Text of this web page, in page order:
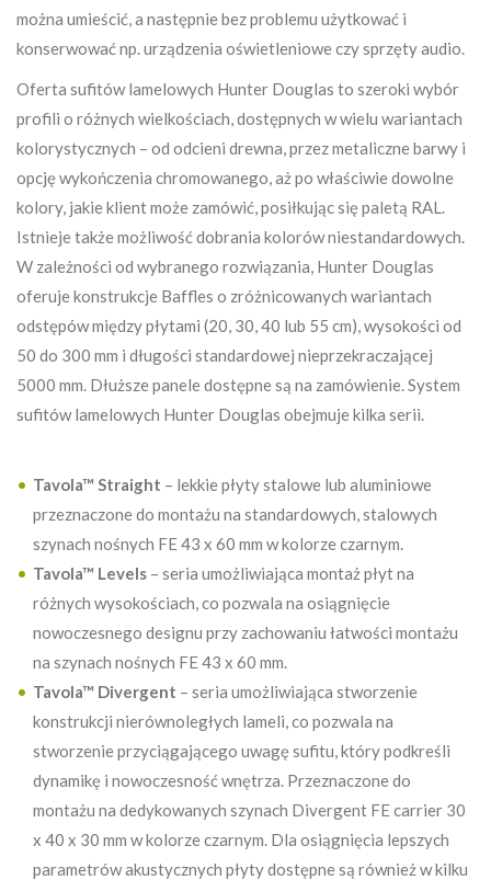
można umieścić, a następnie bez problemu użytkować i
konserwować np. urządzenia oświetleniowe czy sprzęty audio.
Oferta sufitów lamelowych Hunter Douglas to szeroki wybór
profili o różnych wielkościach, dostępnych w wielu wariantach
kolorystycznych – od odcieni drewna, przez metaliczne barwy i
opcję wykończenia chromowanego, aż po właściwie dowolne
kolory, jakie klient może zamówić, posiłkując się paletą RAL.
Istnieje także możliwość dobrania kolorów niestandardowych.
W zależności od wybranego rozwiązania, Hunter Douglas
oferuje konstrukcje Baffles o zróżnicowanych wariantach
odstępów między płytami (20, 30, 40 lub 55 cm), wysokości od
50 do 300 mm i długości standardowej nieprzekraczającej
5000 mm. Dłuższe panele dostępne są na zamówienie. System
sufitów lamelowych Hunter Douglas obejmuje kilka serii.
Tavola™ Straight – lekkie płyty stalowe lub aluminiowe
przeznaczone do montażu na standardowych, stalowych
szynach nośnych FE 43 x 60 mm w kolorze czarnym.
Tavola™ Levels – seria umożliwiająca montaż płyt na
różnych wysokościach, co pozwala na osiągnięcie
nowoczesnego designu przy zachowaniu łatwości montażu
na szynach nośnych FE 43 x 60 mm.
Tavola™ Divergent – seria umożliwiająca stworzenie
konstrukcji nierównoległych lameli, co pozwala na
stworzenie przyciągającego uwagę sufitu, który podkreśli
dynamikę i nowoczesność wnętrza. Przeznaczone do
montażu na dedykowanych szynach Divergent FE carrier 30
x 40 x 30 mm w kolorze czarnym. Dla osiągnięcia lepszych
parametrów akustycznych płyty dostępne są również w kilku